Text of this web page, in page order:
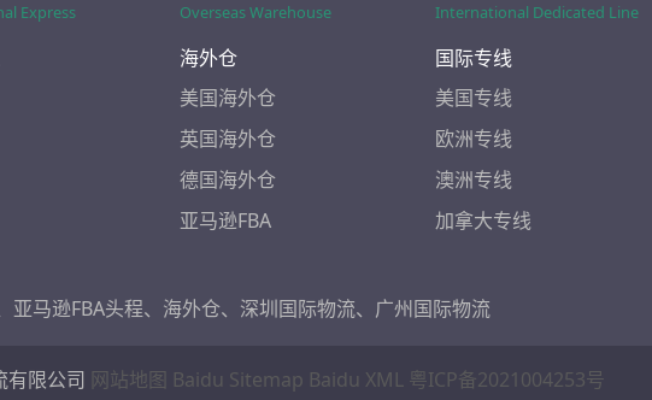
Express Overseas Warehouse
海外仓
美国海外仓
英国海外仓
德国海外仓
亚马逊FBA
International Dedicated Line
国际专线
美国专线
欧洲专线
澳洲专线
加拿大专线
亚马逊FBA头程、 海外仓、 深圳国际物流、 广州国际物流
有限公司 网站地图 Baidu Sitemap Baidu XML 粤ICP备2021004253号